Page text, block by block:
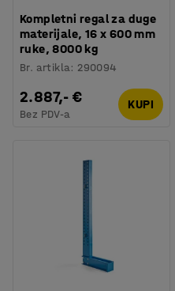
Kompletni regal za duge
materijale, 16 x 600 mm
ruke, 8000 kg
Br. artikla: 290094
2.887,- €
Bez PDV-a
KUPI